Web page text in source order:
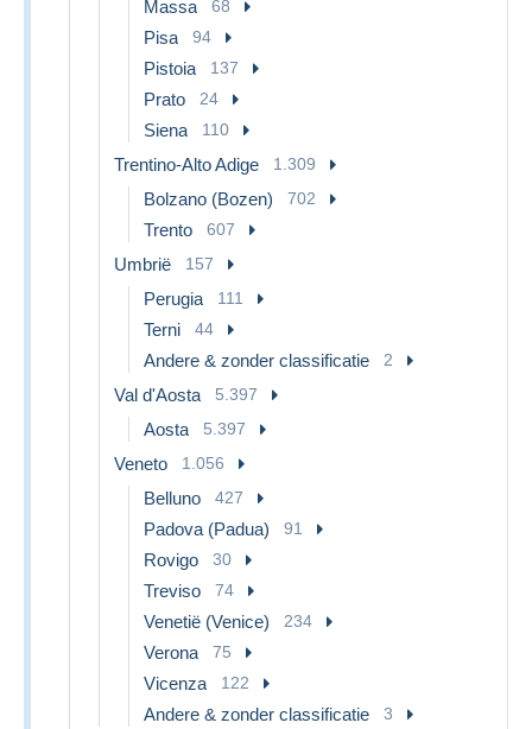
Massa 68
Pisa 94
Pistoia 137
Prato 24
Siena 110
Trentino-Alto Adige 1.309
Bolzano (Bozen) 702
Trento 607
Umbrië 157
Perugia 111
Terni 44
Andere & zonder classificatie 2
Val d'Aosta 5.397
Aosta 5.397
Veneto 1.056
Belluno 427
Padova (Padua) 91
Rovigo 30
Treviso 74
Venetië (Venice) 234
Verona 75
Vicenza 122
Andere & zonder classificatie 3